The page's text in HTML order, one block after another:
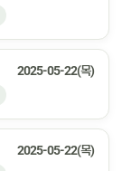
2025-05-22(목)
2025-05-22(목)